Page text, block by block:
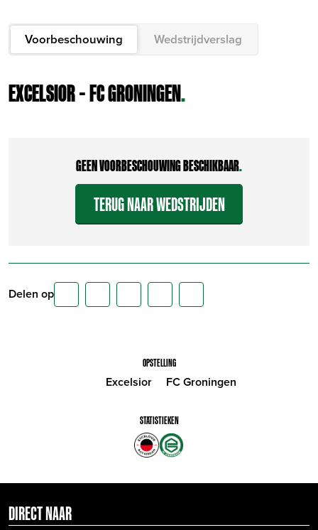
Voorbeschouwing Wedstrijdverslag
EXCELSIOR – FC GRONINGEN.
GEEN VOORBESCHOUWING BESCHIKBAAR.
TERUG NAAR WEDSTRIJDEN
Delen op
OPSTELLING
Excelsior FC Groningen
STATISTIEKEN
DIRECT NAAR